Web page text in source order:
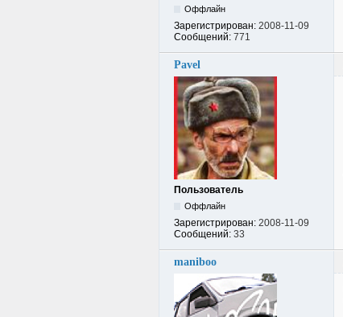
Оффлайн
Зарегистрирован: 2008-11-09
Сообщений: 771
Pavel
Пользователь
Оффлайн
Зарегистрирован: 2008-11-09
Сообщений: 33
maniboo